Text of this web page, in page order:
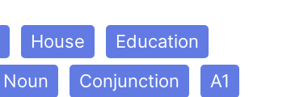
House
Education
Noun Conjunction A1